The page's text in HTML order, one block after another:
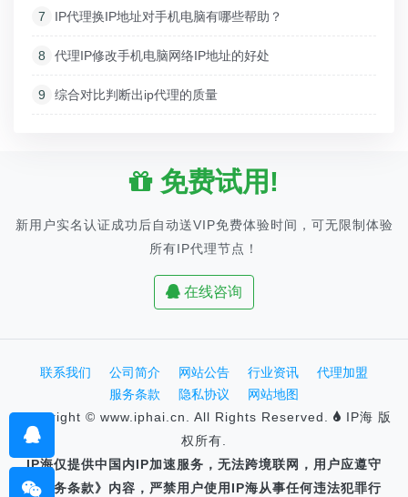
7 IP代理换IP地址对手机电脑有哪些帮助？
8 代理IP修改手机电脑网络IP地址的好处
9 综合对比判断出ip代理的质量
免费试用!
新用户实名认证成功后自动送VIP免费体验时间，可无限制体验
所有IP代理节点！
在线咨询
联系我们 公司简介 网站公告 行业资讯
代理加盟
服务条款
隐私协议
网站地图
Copyright © www.iphai.cn. All Rights Reserved.
IP海 版
权所有.
IP海仅提供中国内IP加速服务，无法跨境联网，用户应遵守
《服务条款》内容，严禁用户使用IP海从事任何违法犯罪行